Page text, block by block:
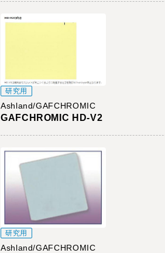
研究用
Ashland/GAFCHROMIC
GAFCHROMIC HD-V2
研究用
Ashland/GAFCHROMIC